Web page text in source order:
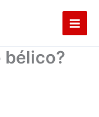
bélico?